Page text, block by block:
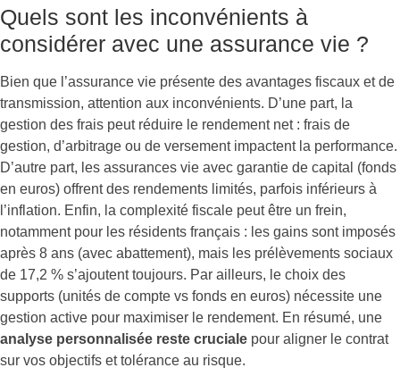
Quels sont les inconvénients à
considérer avec une assurance vie ?
Bien que l’assurance vie présente des avantages fiscaux et de
transmission, attention aux inconvénients. D’une part, la
gestion des frais peut réduire le rendement net : frais de
gestion, d’arbitrage ou de versement impactent la performance.
D’autre part, les assurances vie avec garantie de capital (fonds
en euros) offrent des rendements limités, parfois inférieurs à
l’inflation. Enfin, la complexité fiscale peut être un frein,
notamment pour les résidents français : les gains sont imposés
après 8 ans (avec abattement), mais les prélèvements sociaux
de 17,2 % s’ajoutent toujours. Par ailleurs, le choix des
supports (unités de compte vs fonds en euros) nécessite une
gestion active pour maximiser le rendement. En résumé, une
analyse personnalisée reste cruciale pour aligner le contrat
sur vos objectifs et tolérance au risque.